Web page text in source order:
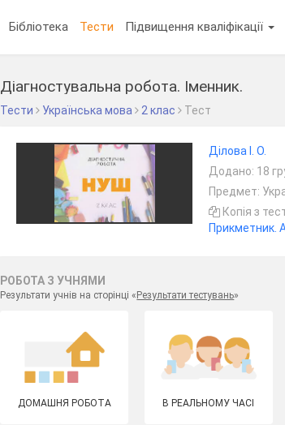
Бібліотека Тести Підвищення кваліфікації
Діагностувальна робота. Іменник.
Тести Українська мова 2 клас Тест
Ділова І. О.
Додано: 18
Предмет:
Копія з
Прикметник.
РОБОТА З УЧНЯМИ
Результати учнів на сторінці « Результати тестувань»
ДОМАШНЯ РОБОТА В РЕАЛЬНОМУ ЧАСІ